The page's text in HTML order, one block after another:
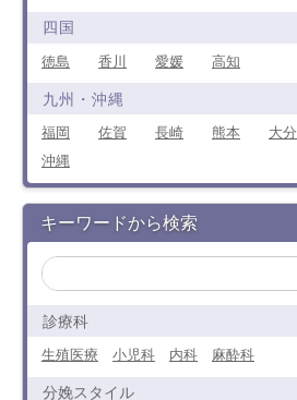
四国
徳島 香川 愛媛 高知
九州・沖縄
福岡 佐賀 長崎 熊本 大分
沖縄
キーワードから検索
診療科
生殖医療 小児科 内科 麻酔科
分娩スタイル